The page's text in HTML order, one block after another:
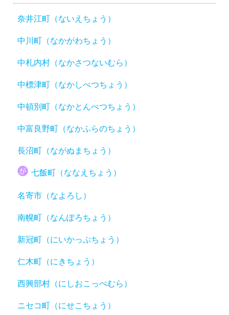
奈井江町（ないえちょう）
中川町（なかがわちょう）
中札内村（なかさつないむら）
中標津町（なかしべつちょう）
中頓別町（なかとんべつちょう）
中富良野町（なかふらのちょう）
長沼町（ながぬまちょう）
七飯町（ななえちょう）
名寄市（なよろし）
南幌町（なんぽろちょう）
新冠町（にいかっぷちょう）
仁木町（にきちょう）
西興部村（にしおこっぺむら）
ニセコ町（にせこちょう）